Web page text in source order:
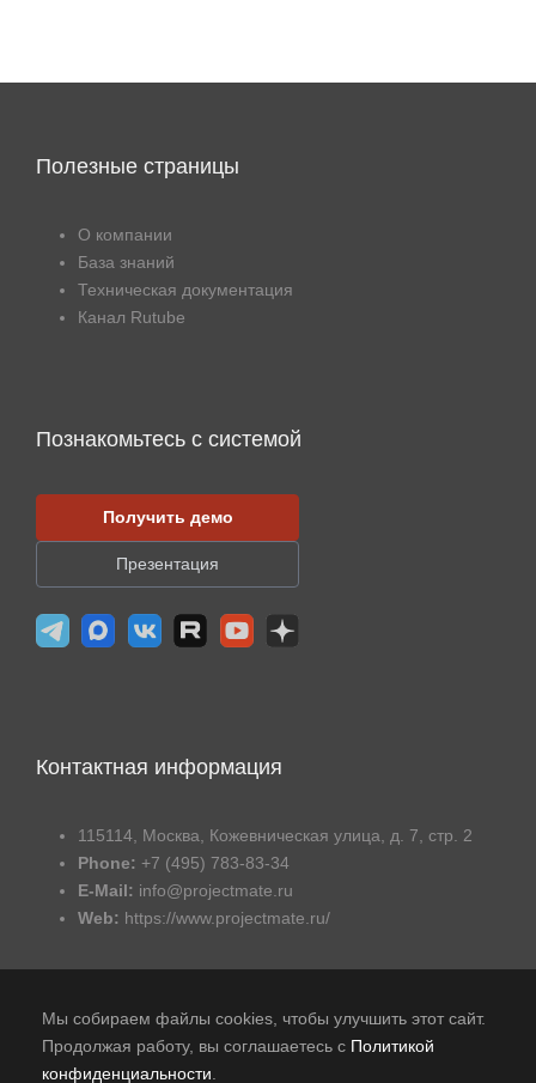
Полезные страницы
О компании
База знаний
Техническая документация
Канал Rutube
Познакомьтесь с системой
Получить демо
Презентация
Контактная информация
115114, Москва, Кожевническая улица, д. 7, стр. 2
Phone: +7 (495) 783-83-34
E-Mail: info@projectmate.ru
Web: https://www.projectmate.ru/
Мы собираем файлы cookies, чтобы улучшить этот сайт.
Продолжая работу, вы соглашаетесь с Политикой
конфиденциальности